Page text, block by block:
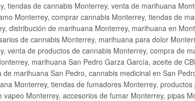
tiendas de cannabis Monterrey, venta de marihuana
Monterrey, comprar cannabis Monterrey, tiendas de
distribución de marihuana Monterrey, marihuana en
de cannabis Monterrey, marihuana para dolor
venta de productos de cannabis Monterrey, compra de
marihuana San Pedro Garza García, aceite de
marihuana San Pedro, cannabis medicinal en San
Monterrey, tiendas de fumadores Monterrey,
Monterrey, accesorios de fumar Monterrey, pipas